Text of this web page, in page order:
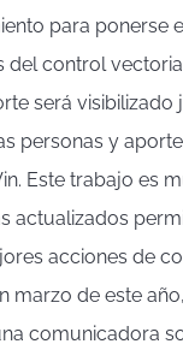
para ponerse
del control
será visibilizado
personas y
Este trabajo es
actualizados
acciones de
marzo de este
comunicadora